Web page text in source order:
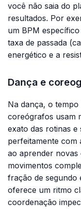
você não saia do
resultados. Por
um BPM
taxa de passada
energético e a
Dança e
Na dança, o
coreógrafos usam
exato das rotinas
perfeitamente com
ao aprender
movimentos
fração de segundo
oferece um ritmo
coordenação